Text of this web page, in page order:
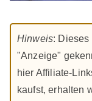
Hinweis: Dieses
"Anzeige"
hier Affiliate-
kaufst, erhalten